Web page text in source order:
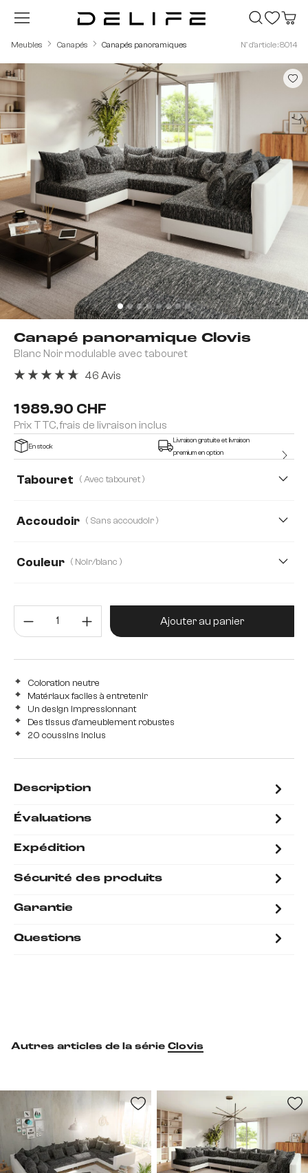
Passer au contenu principal
Meubles Canapés Canapés panoramiques N° d'article : 8014
Canapé panoramique Clovis
Blanc Noir modulable avec tabouret
1 989.90 CHF
Prix TTC, frais de livraison inclus
46 Avis
En stock
Livraison gratuite et livraison
premium en option
Tabouret ( Avec tabouret )
Accoudoir ( Sans accoudoir )
Couleur ( Noir/blanc )
Quantité de produit : Entrez la
Ajouter au panier
Coloration neutre
Matériaux faciles à entretenir
Un design impressionnant
Des tissus d'ameublement robustes
20 coussins inclus
Ignorer la galerie d'images
Description
Évaluations
Expédition
Sécurité des produits
Garantie
Questions
Autres articles de la série Clovis